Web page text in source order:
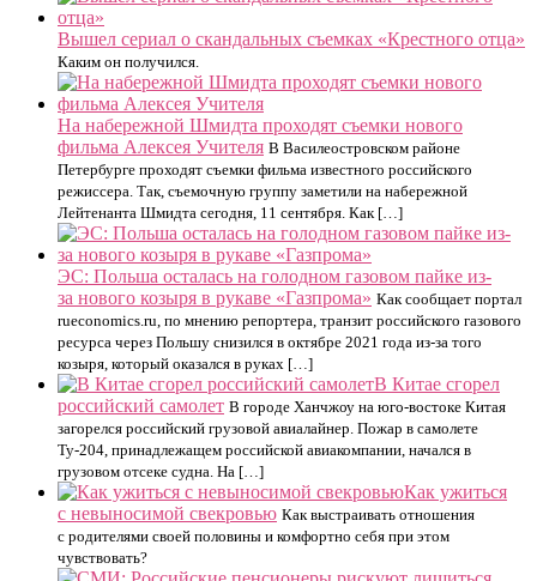
Вышел сериал о скандальных съемках «Крестного отца»
Каким он получился.
На набережной Шмидта проходят съемки нового
фильма Алексея Учителя В Василеостровском районе
Петербурге проходят съемки фильма известного российского
режиссера. Так, съемочную группу заметили на набережной
Лейтенанта Шмидта сегодня, 11 сентября. Как […]
ЭС: Польша осталась на голодном газовом пайке из-
за нового козыря в рукаве «Газпрома» Как сообщает портал
rueconomics.ru, по мнению репортера, транзит российского газового
ресурса через Польшу снизился в октябре 2021 года из-за того
козыря, который оказался в руках […]
В Китае сгорел
российский самолет В городе Ханчжоу на юго-востоке Китая
загорелся российский грузовой авиалайнер. Пожар в самолете
Ту-204, принадлежащем российской авиакомпании, начался в
грузовом отсеке судна. На […]
Как ужиться
с невыносимой свекровью Как выстраивать отношения
с родителями своей половины и комфортно себя при этом
чувствовать?